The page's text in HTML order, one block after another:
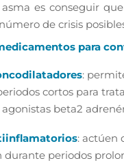
es conseguir
de crisis
para
:
cortos para
agonistas beta2
: actúen
durante periodos